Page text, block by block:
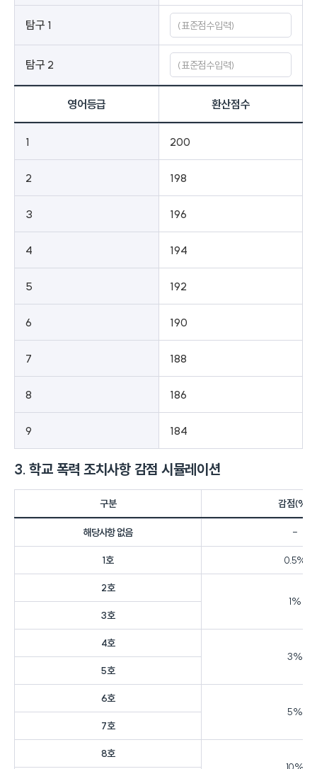
탐구 1
탐구 2
영어등급 환산점수
1 200
2 198
3 196
4 194
5 192
6 190
7 188
8 186
9 184
3. 학교 폭력 조치사항 감점 시뮬레이션
구분 감점(%)
해당사항 없음 -
1호 0.5%
2호
1%
3호
4호
3%
5호
6호
5%
7호
8호